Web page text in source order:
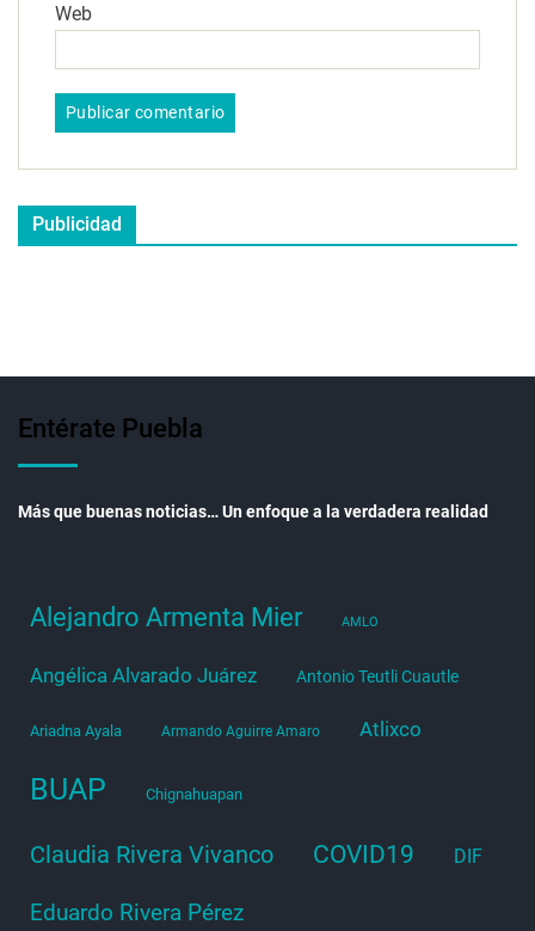
Web
Publicidad
Entérate Puebla
Más que buenas noticias… Un enfoque a la verdadera realidad
Alejandro Armenta Mier AMLO
Angélica Alvarado Juárez Antonio Teutli Cuautle
Ariadna Ayala Armando Aguirre Amaro Atlixco
BUAP Chignahuapan
Claudia Rivera Vivanco COVID19 DIF
Eduardo Rivera Pérez